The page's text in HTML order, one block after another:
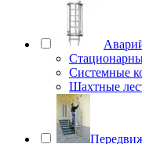
Системные
Шахтные